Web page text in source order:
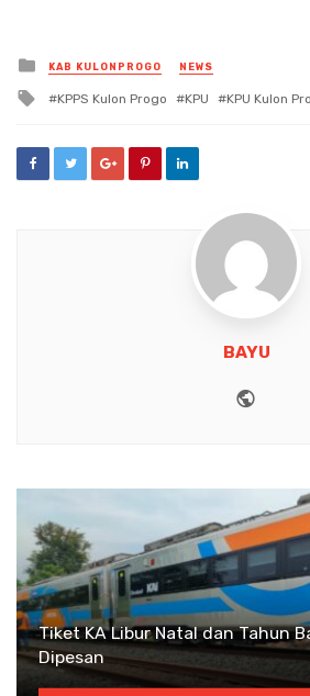
Posted
in
KAB KULONPROGO NEWS
Tagged
KPPS Kulon Progo KPU KPU Kulon
BAYU
Tiket KA Libur Natal dan Tahun
Dipesan